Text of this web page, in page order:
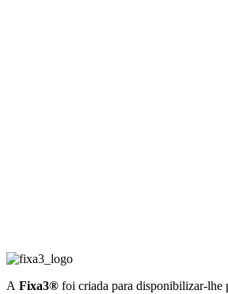
A Fixa3® foi criada para disponibilizar-lhe